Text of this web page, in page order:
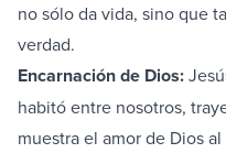
no sólo da vida, sino que
verdad.
Encarnación de Dios:
habitó entre nosotros,
muestra el amor de Dios